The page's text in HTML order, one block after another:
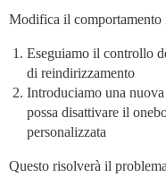
Modifica il comportamento
Eseguiamo il controllo
di reindirizzamento
Introduciamo una
possa disattivare il
personalizzata
Questo risolverà il